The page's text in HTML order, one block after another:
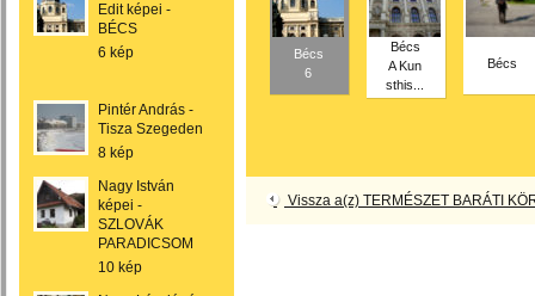
Edit képei -
BÉCS
6 kép
Pintér András -
Tisza Szegeden
8 kép
Nagy István
képei -
SZLOVÁK
PARADICSOM
10 kép
Bécs
6
Bécs
A Kun
sthis...
Bécs
Vissza a(z) TERMÉSZET BARÁTI